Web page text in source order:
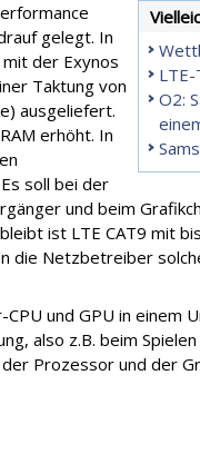
O2:
gelegt. In
der Exynos
Taktung von
ausgeliefert.
erhöht. In
soll bei der
und beim
ist LTE CAT9 mit
die Netzbetreiber
und GPU in einem
also z.B. beim
Prozessor und der